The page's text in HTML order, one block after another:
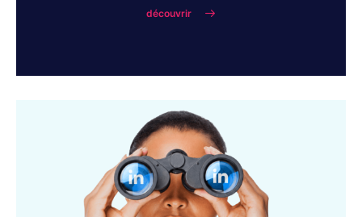
découvrir